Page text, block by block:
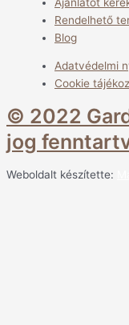
Rendelhető
Blog
Adatvédelmi
Cookie
© 2022
jog
Weboldalt készítette: